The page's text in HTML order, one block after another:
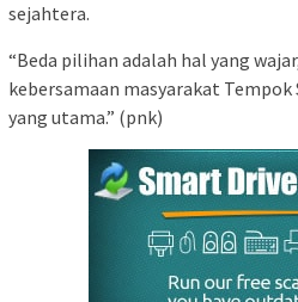
sejahtera.
“Beda pilihan adalah hal yang
kebersamaan masyarakat
yang utama.” (pnk)